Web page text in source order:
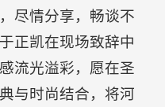
尽情分享，畅谈不
正凯在现场致辞中
流光溢彩，愿在圣
与时尚结合，将河